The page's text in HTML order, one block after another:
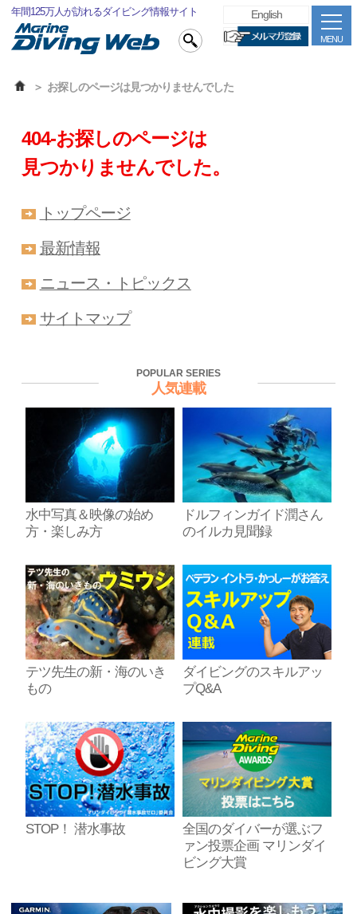
年間125万人が訪れるダイビング情報サイト
MENU
English
お探しのページは見つかりませんでした
404-お探しのページは
見つかりませんでした。
トップページ
最新情報
ニュース・トピックス
サイトマップ
人気連載
POPULAR SERIES
水中写真＆映像の始め
方・楽しみ方
ドルフィンガイド潤さん
のイルカ見聞録
テツ先生の新・海のいき
もの
ダイビングのスキルアッ
プQ&A
STOP！ 潜水事故
全国のダイバーが選ぶフ
ァン投票企画 マリンダイ
ビング大賞